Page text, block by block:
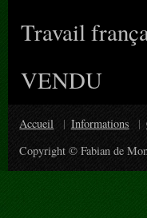
Travail
VENDU
Accueil Informations
Copyright © Fabian de